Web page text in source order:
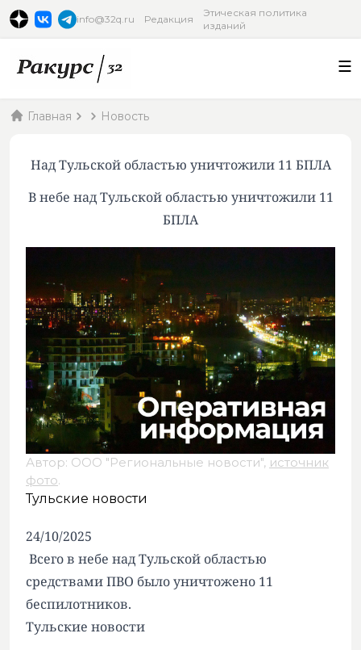
info@32q.ru Редакция
Этическая политика
изданий
Главная Новость
Над Тульской областью уничтожили 11 БПЛА
В небе над Тульской областью уничтожили 11
БПЛА
Автор: ООО "Региональные новости", источник
фото.
Тульские новости
24/10/2025
Всего в небе над Тульской областью
средствами ПВО было уничтожено 11
беспилотников.
Тульские новости